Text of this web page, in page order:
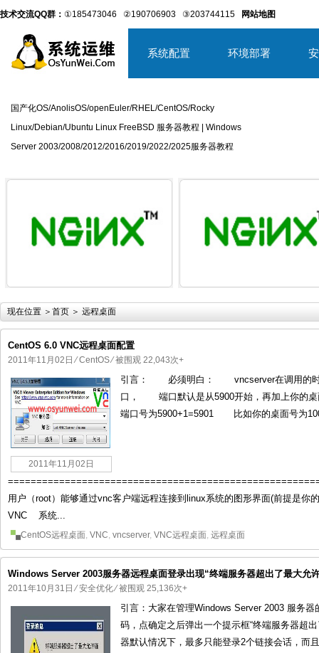
技术交流QQ群： ①185473046 ②190706903 ③203744115 网站地图
系统配置 环境部署
国产化OS/AnolisOS/openEuler/RHEL/CentOS/Rocky
Linux/Debian/Ubuntu Linux FreeBSD 服务器教程 | Windows
Server 2003/2008/2012/2016/2019/2022/2025服务器教程
国产化操作系统欧拉openEuler编
现在位置 ＞ 首页 ＞ 远程桌面
CentOS 6.0 VNC远程桌面配置
2011年11月02日 ⁄CentOS⁄ 被围观 22,043次+
2011年11月02日
引言： 必须明白： vncserver在调用的时
口， 端口默认是从5900开始，再加上你的
端口号为5900+1=5901 比如你的桌面号为
用户（root）能够通过vnc客户端远程连接到linux系统的图形界面(前提是你
VNC 系统...
CentOS远程桌面, VNC, vncserver, VNC远程桌面, 远程桌面
Windows Server 2003服务器远程桌面登录出现“终端服务器超出了最大允
2011年10月31日 ⁄安全优化⁄ 被围观 25,136次+
引言：大家在管理Windows Server 2003 服务
码，点确定之后弹出一个提示框“终端服务器超
器默认情况下，最多只能登录2个链接会话，而